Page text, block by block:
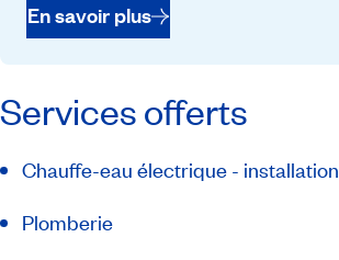
En savoir plus
Services offerts
Chauffe-eau électrique - installation
Plomberie